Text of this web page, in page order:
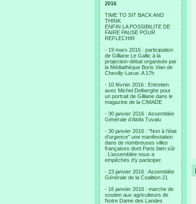
2016
TIME TO SIT BACK AND
THINK
ENFIN LA POSSIBILITE DE
FAIRE PAUSE POUR
REFLECHIR
- 19 mars 2016 : participation
de Gilliane Le Gallic à la
projection-débat organisée par
la Médiathèque Boris Vian de
Chevilly-Larue. A 17h
- 10 février 2016 : Entretien
avec Michel Delberghe pour
un portrait de Gilliane dans le
magazine de la CIMADE
- 30 janvier 2016 : Assemblée
Générale d’Alofa Tuvalu
- 30 janvier 2016 : “Non à l’état
d’urgence” une manifestation
dans de nombreuses villes
françaises dont Paris bien sûr
. L’assemblée nous a
empêchés d’y participer.
- 23 janvier 2016 : Assemblée
Générale de la Coalition 21
- 16 janvier 2016 : marche de
soutien aux agriculteurs de
Notre Dame des Landes